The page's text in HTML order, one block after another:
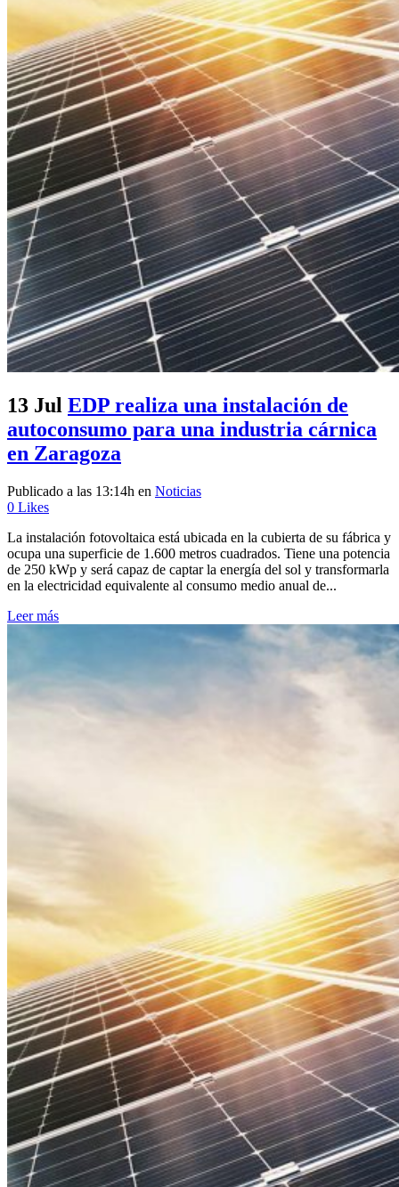
13 Jul EDP realiza una instalación de
autoconsumo para una industria cárnica
en Zaragoza
Publicado a las 13:14h en Noticias
0 Likes
La instalación fotovoltaica está ubicada en la cubierta de su fábrica y
ocupa una superficie de 1.600 metros cuadrados. Tiene una potencia
de 250 kWp y será capaz de captar la energía del sol y transformarla
en la electricidad equivalente al consumo medio anual de...
Leer más